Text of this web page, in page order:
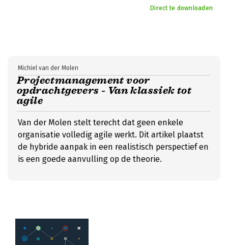
Direct te downloaden
Projectmanagement voor
opdrachtgevers - Van klassiek tot
agile
Michiel van der Molen
Van der Molen stelt terecht dat geen enkele
organisatie volledig agile werkt. Dit artikel plaatst
de hybride aanpak in een realistisch perspectief en
is een goede aanvulling op de theorie.